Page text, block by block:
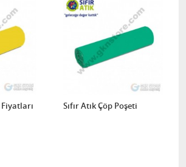
Fiyatları Sıfır Atık Çöp Poşeti